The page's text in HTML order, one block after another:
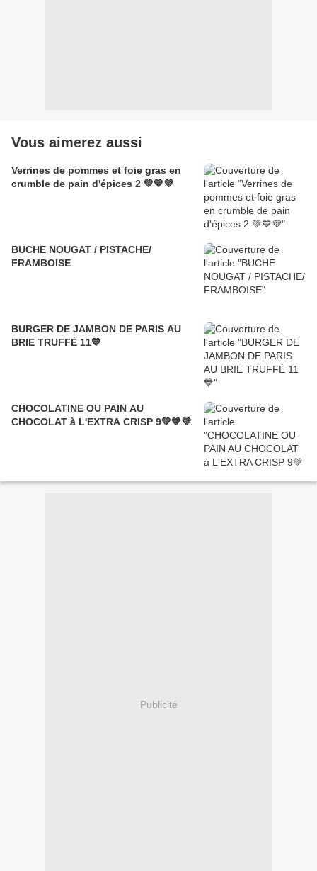
Vous aimerez aussi
Verrines de pommes et foie gras en
crumble de pain d'épices 2 💚💙💜
BUCHE NOUGAT / PISTACHE/
FRAMBOISE
BURGER DE JAMBON DE PARIS AU
BRIE TRUFFÉ 11💙
CHOCOLATINE OU PAIN AU
CHOCOLAT à L'EXTRA CRISP 9💚💙💜
Publicité